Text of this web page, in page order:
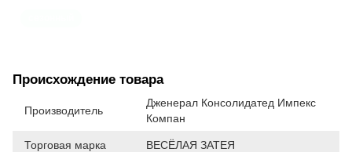
Происхождение товара
Производитель
Дженерал Консолидатед Импекс
Компан
Торговая марка ВЕСЁЛАЯ ЗАТЕЯ